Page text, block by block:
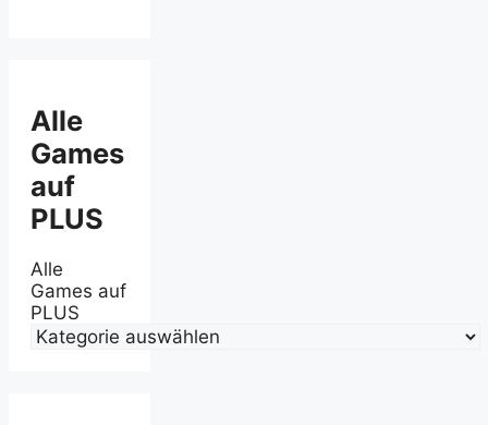
Alle
Games
auf
PLUS
Alle
Games auf
PLUS